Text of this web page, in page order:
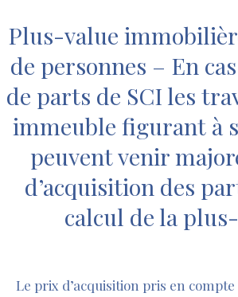
Plus-value
de personnes – En
de parts de SCI les
immeuble figurant à
peuvent venir
d’acquisition des
calcul de la
Le prix d’acquisition pris en